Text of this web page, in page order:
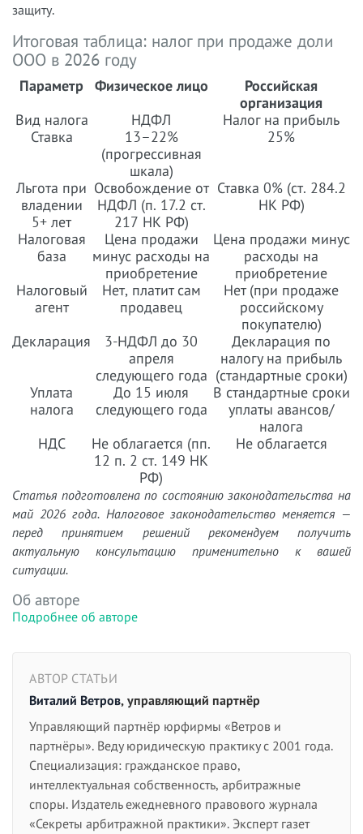
защиту.
Итоговая таблица: налог при продаже доли
ООО в 2026 году
Параметр Физическое лицо
Российская
организация
Вид налога
НДФЛ
Налог на прибыль
Ставка
13–22%
(прогрессивная
шкала)
25%
Льгота при
владении
5+ лет
Освобождение от
НДФЛ (п. 17.2 ст.
217 НК РФ)
Ставка 0% (ст. 284.2
НК РФ)
Налоговая
база
Цена продажи
минус расходы на
приобретение
Цена продажи минус
расходы на
приобретение
Налоговый
агент
Нет, платит сам
продавец
Нет (при продаже
российскому
покупателю)
Декларация
3-НДФЛ до 30
апреля
следующего года
Декларация по
налогу на прибыль
(стандартные сроки)
Уплата
налога
До 15 июля
следующего года
В стандартные сроки
уплаты авансов/
налога
НДС
Не облагается (пп.
12 п. 2 ст. 149 НК
РФ)
Не облагается
Статья подготовлена по состоянию законодательства на
май 2026 года. Налоговое законодательство меняется —
перед принятием решений рекомендуем получить
актуальную консультацию применительно к вашей
ситуации.
Об авторе
Подробнее об авторе
АВТОР СТАТЬИ
Виталий Ветров, управляющий партнёр
Управляющий партнёр юрфирмы «Ветров и
партнёры». Веду юридическую практику с 2001 года.
Специализация: гражданское право,
интеллектуальная собственность, арбитражные
споры. Издатель ежедневного правового журнала
«Секреты арбитражной практики». Эксперт газет